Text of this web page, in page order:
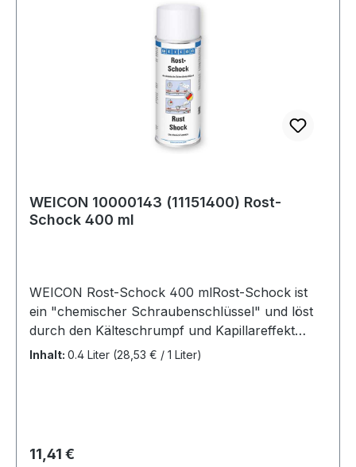
WEICON 10000143 (11151400) Rost-
Schock 400 ml
WEICON Rost-Schock 400 mlRost-Schock ist
ein "chemischer Schraubenschlüssel" und löst
durch den Kälteschrumpf und Kapillareffekt
Verschraubungen innerhalb von Sekunden.Das
Inhalt: 0.4 Liter (28,53 € / 1 Liter)
Regulärer Preis:
11,41 €